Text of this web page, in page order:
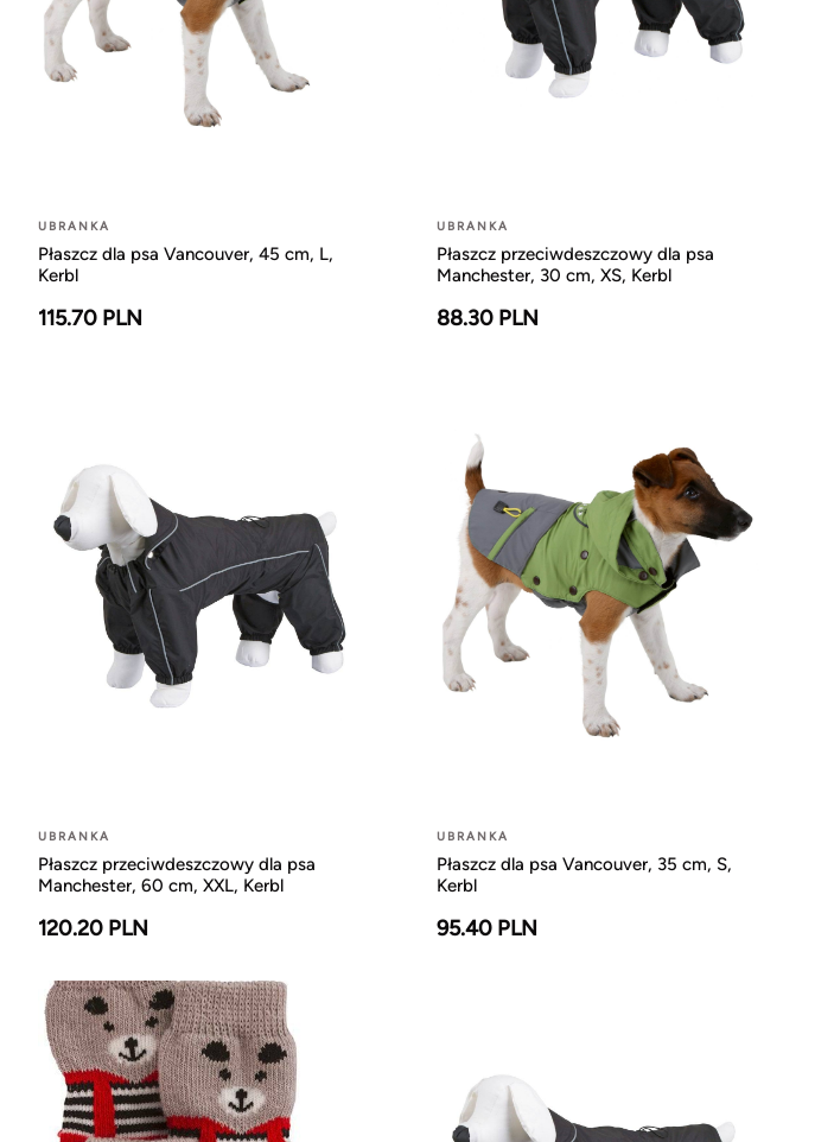
UBRANKA
Płaszcz dla psa Vancouver, 45 cm, L,
Kerbl
115.70 PLN
UBRANKA
Płaszcz przeciwdeszczowy dla psa
Manchester, 30 cm, XS, Kerbl
88.30 PLN
UBRANKA
Płaszcz przeciwdeszczowy dla psa
Manchester, 60 cm, XXL, Kerbl
120.20 PLN
UBRANKA
Płaszcz dla psa Vancouver, 35 cm, S,
Kerbl
95.40 PLN